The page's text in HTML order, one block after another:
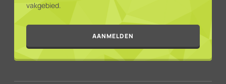
vakgebied.
AANMELDEN